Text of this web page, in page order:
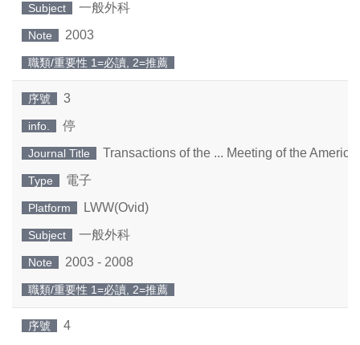
Subject 一般外科
Note 2003
職類/重要性 1=必讀, 2=推薦
序號 3
info. 停
Journal Title Transactions of the ... Meeting of the
Type 電子
Platform LWW(Ovid)
Subject 一般外科
Note 2003 - 2008
職類/重要性 1=必讀, 2=推薦
序號 4